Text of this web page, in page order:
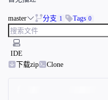
master 分支 1 Tags 0
IDE
下载zip
Clone